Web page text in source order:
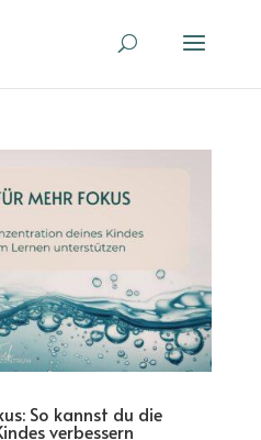
So kannst du die
verbessern